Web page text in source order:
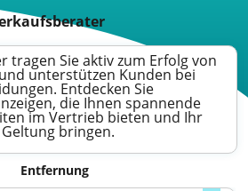
tragen Sie aktiv zum Erfolg von
unterstützen Kunden bei
Entdecken Sie
die Ihnen spannende
im Vertrieb bieten und Ihr
bringen.
Entfernung